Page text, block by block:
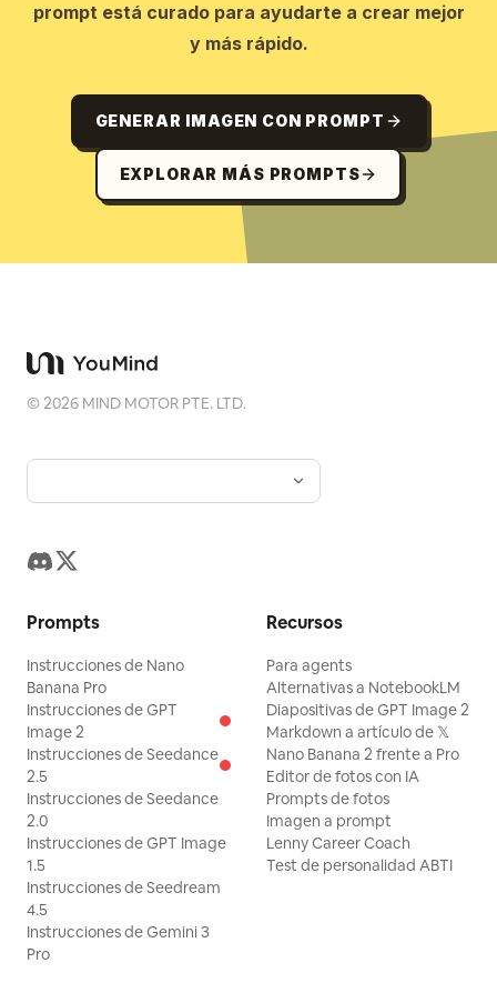
prompt está curado para ayudarte a crear mejor
y más rápido.
GENERAR IMAGEN CON PROMPT
EXPLORAR MÁS PROMPTS
©2026 MIND MOTOR PTE. LTD.
Prompts
Instrucciones de Nano
Banana Pro
Instrucciones de GPT
Image 2
Instrucciones de Seedance
2.5
Instrucciones de Seedance
2.0
Instrucciones de GPT Image
1.5
Instrucciones de Seedream
4.5
Instrucciones de Gemini 3
Pro
Recursos
Para agents
Alternativas a NotebookLM
Diapositivas de GPT Image 2
Markdown a artículo de 𝕏
Nano Banana 2 frente a Pro
Editor de fotos con IA
Prompts de fotos
Imagen a prompt
Lenny Career Coach
Test de personalidad ABTI